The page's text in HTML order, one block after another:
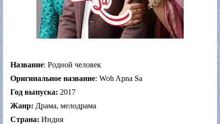
Название: Родной человек
Оригинальное название: Woh Apna Sa
Год выпуска: 2017
Жанр: Драма, мелодрама
Страна: Индия